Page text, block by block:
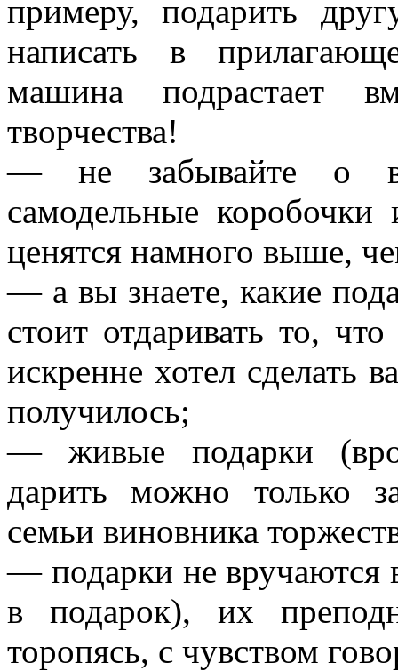
примеру, подарить
написать в
машина подрастает
творчества!
— не забывайте о
самодельные
ценятся намного выше,
— а вы знаете, какие
стоит отдаривать то,
искренне хотел сделать
получилось;
— живые подарки
дарить можно только
семьи виновника
— подарки не вручаются
в подарок), их
торопясь, с чувством